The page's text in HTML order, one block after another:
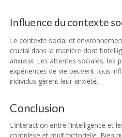
Influence du contexte
Le contexte social et
crucial dans la manière dont
anxieux. Les attentes sociales, les
expériences de vie peuvent tous
individus gèrent leur anxiété.
Conclusion
L’interaction entre l’intelligence et